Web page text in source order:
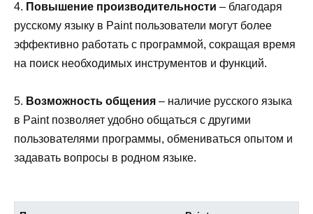
4. Повышение производительности – благодаря
русскому языку в Paint пользователи могут более
эффективно работать с программой, сокращая время
на поиск необходимых инструментов и функций.
5. Возможность общения – наличие русского языка
в Paint позволяет удобно общаться с другими
пользователями программы, обмениваться опытом и
задавать вопросы в родном языке.